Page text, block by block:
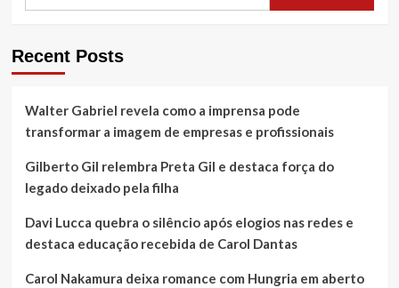
Recent Posts
Walter Gabriel revela como a imprensa pode
transformar a imagem de empresas e profissionais
Gilberto Gil relembra Preta Gil e destaca força do
legado deixado pela filha
Davi Lucca quebra o silêncio após elogios nas redes e
destaca educação recebida de Carol Dantas
Carol Nakamura deixa romance com Hungria em aberto